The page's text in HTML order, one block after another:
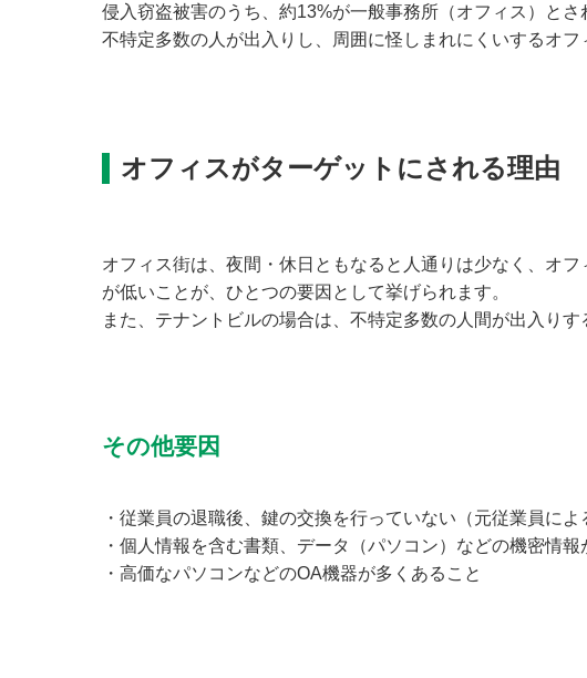
侵入窃盗被害のうち、約13%が一般事務所（オフィス）とさ
不特定多数の人が出入りし、周囲に怪しまれにくいするオフ
オフィスがターゲットにされる理由
オフィス街は、夜間・休日ともなると人通りは少なく、オ
が低いことが、ひとつの要因として挙げられます。
また、テナントビルの場合は、不特定多数の人間が出入り
その他要因
・従業員の退職後、鍵の交換を行っていない（元従業員によ
・個人情報を含む書類、データ（パソコン）などの機密情報
・高価なパソコンなどのOA機器が多くあること